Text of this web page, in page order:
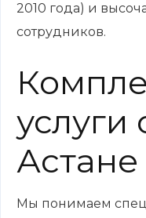
2010 года) и
сотрудников.
услуги
Астане
Мы понимаем